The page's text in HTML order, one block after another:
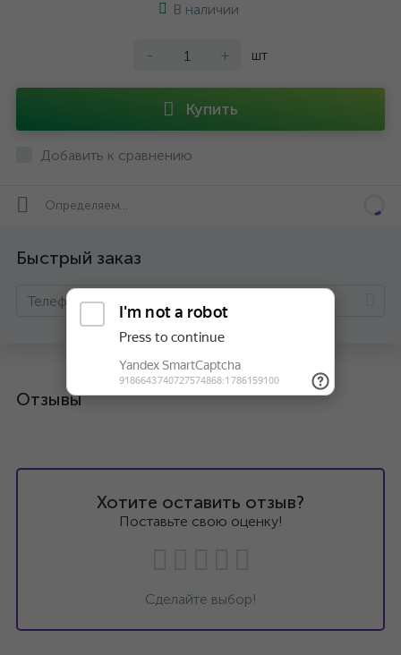
В наличии
- + шт
Купить
Добавить к сравнению
Определяем...
Быстрый заказ
Отзывы
Хотите оставить отзыв?
Поставьте свою оценку!
Сделайте выбор!